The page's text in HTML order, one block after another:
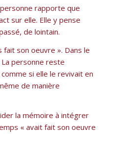
rapporte que
sur elle. Elle y pense
de lointain.
son oeuvre ». Dans le
La personne reste
si elle le revivait en
de manière
la mémoire à intégrer
« avait fait son oeuvre